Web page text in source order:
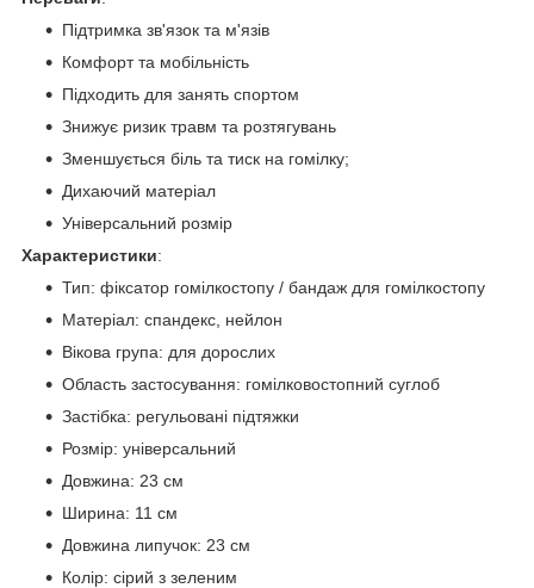
Підтримка зв'язок та м'язів
Комфорт та мобільність
Підходить для занять спортом
Знижує ризик травм та розтягувань
Зменшується біль та тиск на гомілку;
Дихаючий матеріал
Універсальний розмір
Характеристики:
Тип: фіксатор гомілкостопу / бандаж для гомілкостопу
Матеріал: спандекс, нейлон
Вікова група: для дорослих
Область застосування: гомілковостопний суглоб
Застібка: регульовані підтяжки
Розмір: універсальний
Довжина: 23 см
Ширина: 11 см
Довжина липучок: 23 см
Колір: сірий з зеленим